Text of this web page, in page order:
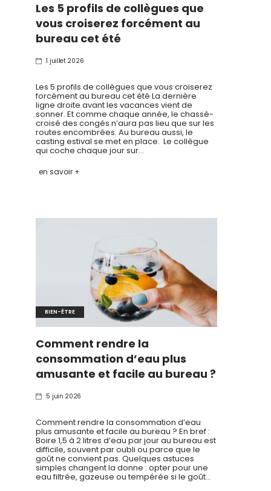
Les 5 profils de collègues que
vous croiserez forcément au
bureau cet été
1 juillet 2026
Les 5 profils de collègues que vous croiserez
forcément au bureau cet été La dernière
ligne droite avant les vacances vient de
sonner. Et comme chaque année, le chassé-
croisé des congés n’aura pas lieu que sur les
routes encombrées. Au bureau aussi, le
casting estival se met en place. Le collègue
qui coche chaque jour sur…
en savoir +
BIEN-ÊTRE
Comment rendre la
consommation d’eau plus
amusante et facile au bureau ?
5 juin 2026
Comment rendre la consommation d’eau
plus amusante et facile au bureau ? En bref :
Boire 1,5 à 2 litres d’eau par jour au bureau est
difficile, souvent par oubli ou parce que le
goût ne convient pas. Quelques astuces
simples changent la donne : opter pour une
eau filtrée, gazeuse ou tempérée si le goût…